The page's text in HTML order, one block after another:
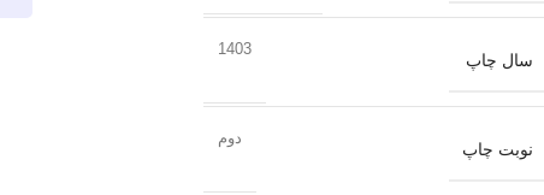
سال چاپ
1403
نوبت چاپ
دوم